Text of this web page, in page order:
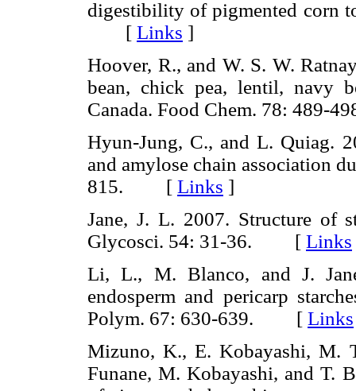
digestibility of pigmented corn
[ Links ]
Hoover, R., and W. S. W.
bean, chick pea, lentil, navy
Canada. Food Chem. 78:
Hyun-Jung, C., and L. Quiag.
and amylose chain association
815. [ Links ]
Jane, J. L. 2007. Structure of
Glycosci. 54: 31-36. [ Links
Li, L., M. Blanco, and J.
endosperm and pericarp
Polym. 67: 630-639. [ Links
Mizuno, K., E. Kobayashi, M.
Funane, M. Kobayashi, and T.